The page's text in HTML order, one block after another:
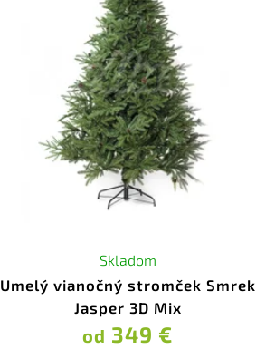
Umelý vianočný stromček Smrek
Jasper 3D Mix
Skladom
od 349 €